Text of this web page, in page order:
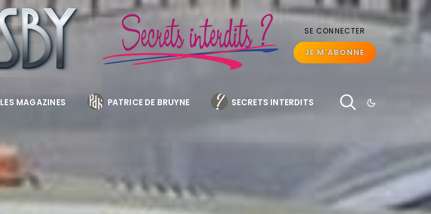
SE CONNECTER
JE M'ABONNE
LES MAGAZINES PATRICE DE BRUYNE SECRETS INTERDITS